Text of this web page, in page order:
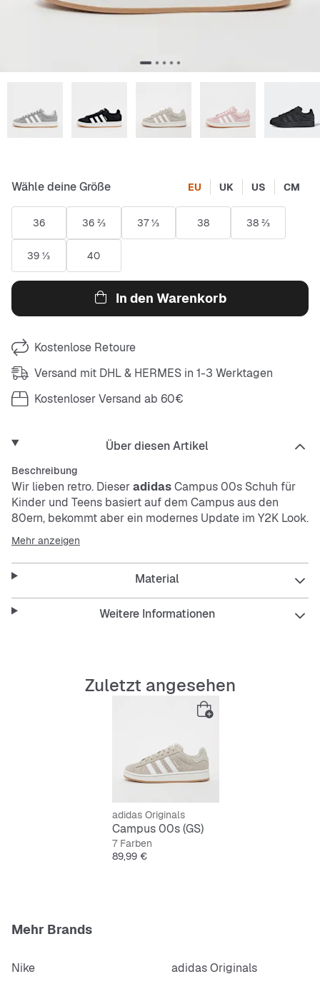
Wähle deine Größe EU UK US CM
36 36 ⅔ 37 ⅓ 38 38 ⅔
39 ⅓ 40
In den Warenkorb
Kostenlose Retoure
Versand mit DHL & HERMES in 1-3 Werktagen
Kostenloser Versand ab 60€
Über diesen Artikel
Beschreibung
Wir lieben retro. DieseradidasCampus 00s Schuh für
Kinder und Teens basiert auf dem Campus aus den
80ern, bekommt aber ein modernes Update im Y2K Look.
Die sleeke Silhouette und der Materialmix sorgen für
einen frischen Look. Kombiniert mit deiner Lieblingsjeans
bist du startklar.
Rutschfeste, abriebfeste Außensohle mit hoher
Langlebig und flexibel für mehr Bewegungsfreiheit
Bequemer Low-Cut Sneaker mit Schnürsenkeln
Glattes Obermaterial für einen cleanen Look
Mehr anzeigen
Material
Weitere Informationen
Zuletzt angesehen
adidas Originals
Campus 00s (GS)
7 Farben
Preis
89,99 €
Mehr Brands
Nike
adidas Originals